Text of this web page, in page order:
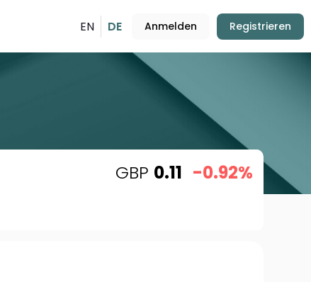
EN DE Anmelden Registrieren
GBP 0.11 -0.92%